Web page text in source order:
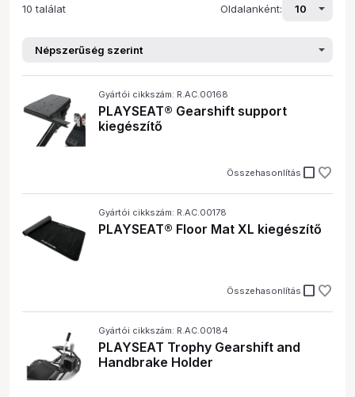
10 találat Oldalanként:
Gyártói cikkszám: R.AC.00168
PLAYSEAT® Gearshift support
kiegészítő
Összehasonlítás check_box_outline_blank
Gyártói cikkszám: R.AC.00178
PLAYSEAT® Floor Mat XL kiegészítő
Összehasonlítás check_box_outline_blank
Gyártói cikkszám: R.AC.00184
PLAYSEAT Trophy Gearshift and
Handbrake Holder